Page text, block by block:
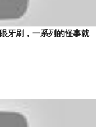
牙刷，一系列的怪事就